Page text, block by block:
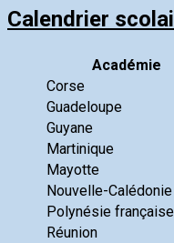
Calendrier
Académie
Corse
Guadeloupe
Guyane
Martinique
Mayotte
Nouvelle-Calédonie
Polynésie française
Réunion